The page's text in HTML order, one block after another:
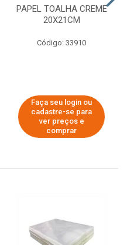
PAPEL TOALHA CREME
20X21CM
Código: 33910
Faça seu login ou
cadastre-se para
ver preços e
comprar